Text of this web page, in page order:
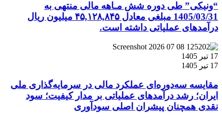
“ونیکی” طی دوره شش مـاهه مالی منتهی به
1405/03/31 مبلغی معادل ۴۵,۱۲۸,۸۴۵ میلیون ریال
درآمدهای عملیاتی داشته است.
17 تیر 1405
17 تیر 1405
مقایسه سه‌دوره‌ای عملکرد مالی در سرمایه‌گذاری ملی
ایران؛ رشد درآمدهای عملیاتی بر مدار کیفیت؛ سود
نقدی همچنان پیشران اصلی سودآوری